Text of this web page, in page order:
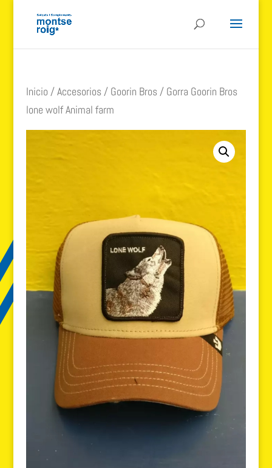
Inicio /Accesorios/ Goorin Bros/ Gorra Goorin Bros
lone wolf Animal farm